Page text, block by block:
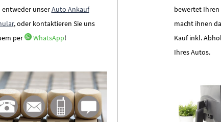
entweder unserAuto Ankauf
, oder kontaktieren Sie uns
per
WhatsApp!
bewertet Ihren
macht ihnen
Kauf inkl.
Ihres Autos.